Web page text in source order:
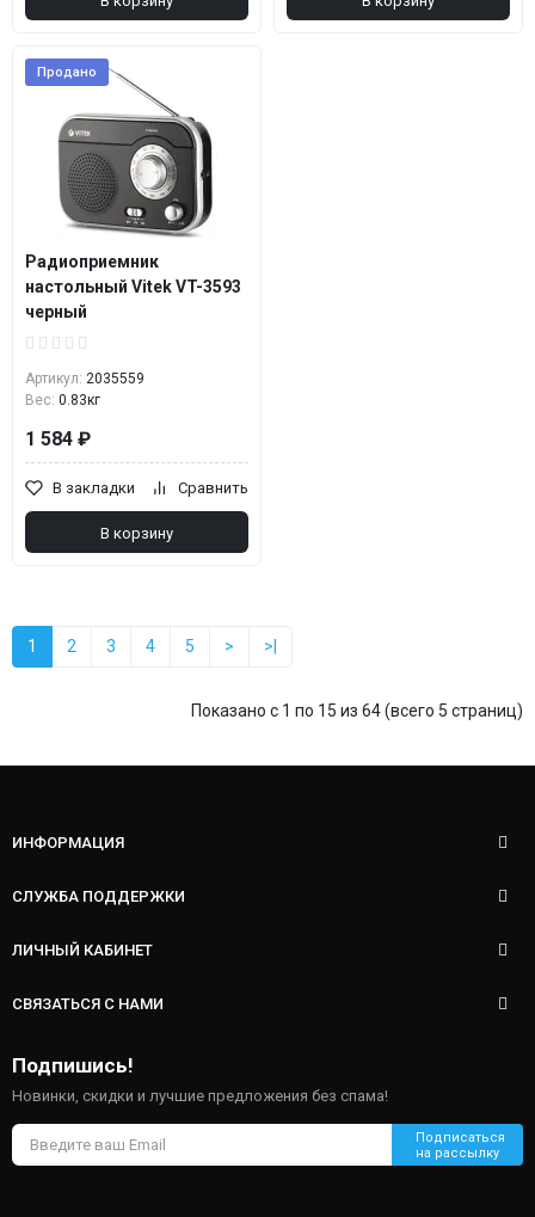
Продано
Радиоприемник
настольный Vitek VT-3593
черный
Артикул: 2035559
Вес: 0.83кг
1 584 ₽
В закладки Сравнить
В корзину
1 2 3 4 5 > >|
Показано с 1 по 15 из 64 (всего 5 страниц)
ИНФОРМАЦИЯ
СЛУЖБА ПОДДЕРЖКИ
ЛИЧНЫЙ КАБИНЕТ
СВЯЗАТЬСЯ С НАМИ
Подпишись!
Новинки, скидки и лучшие предложения без спама!